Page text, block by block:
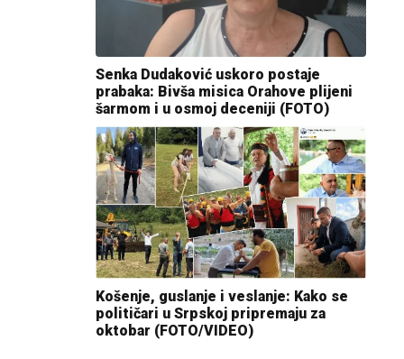
Senka Dudaković uskoro postaje
prabaka: Bivša misica Orahove plijeni
šarmom i u osmoj deceniji (FOTO)
Košenje, guslanje i veslanje: Kako se
političari u Srpskoj pripremaju za
oktobar (FOTO/VIDEO)